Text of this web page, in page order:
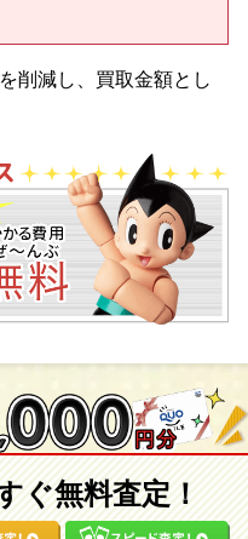
削減し、買取金額とし
ぐ無料査定！